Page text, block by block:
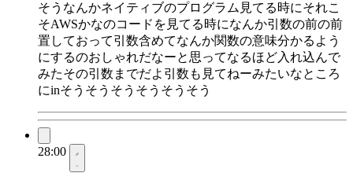
そうなんかネイティブのプログラム見てる時にそれこ
そAWSかなのコードを見てる時になんか引数の前の前
置しておって引数含めてなんか関数の意味分かるよう
にするのおしゃれだなーと思ってなるほど入れ込んで
みたその引数までだよ引数も見てねーみたいなところ
にinそうそうそうそうそうそう
28:00